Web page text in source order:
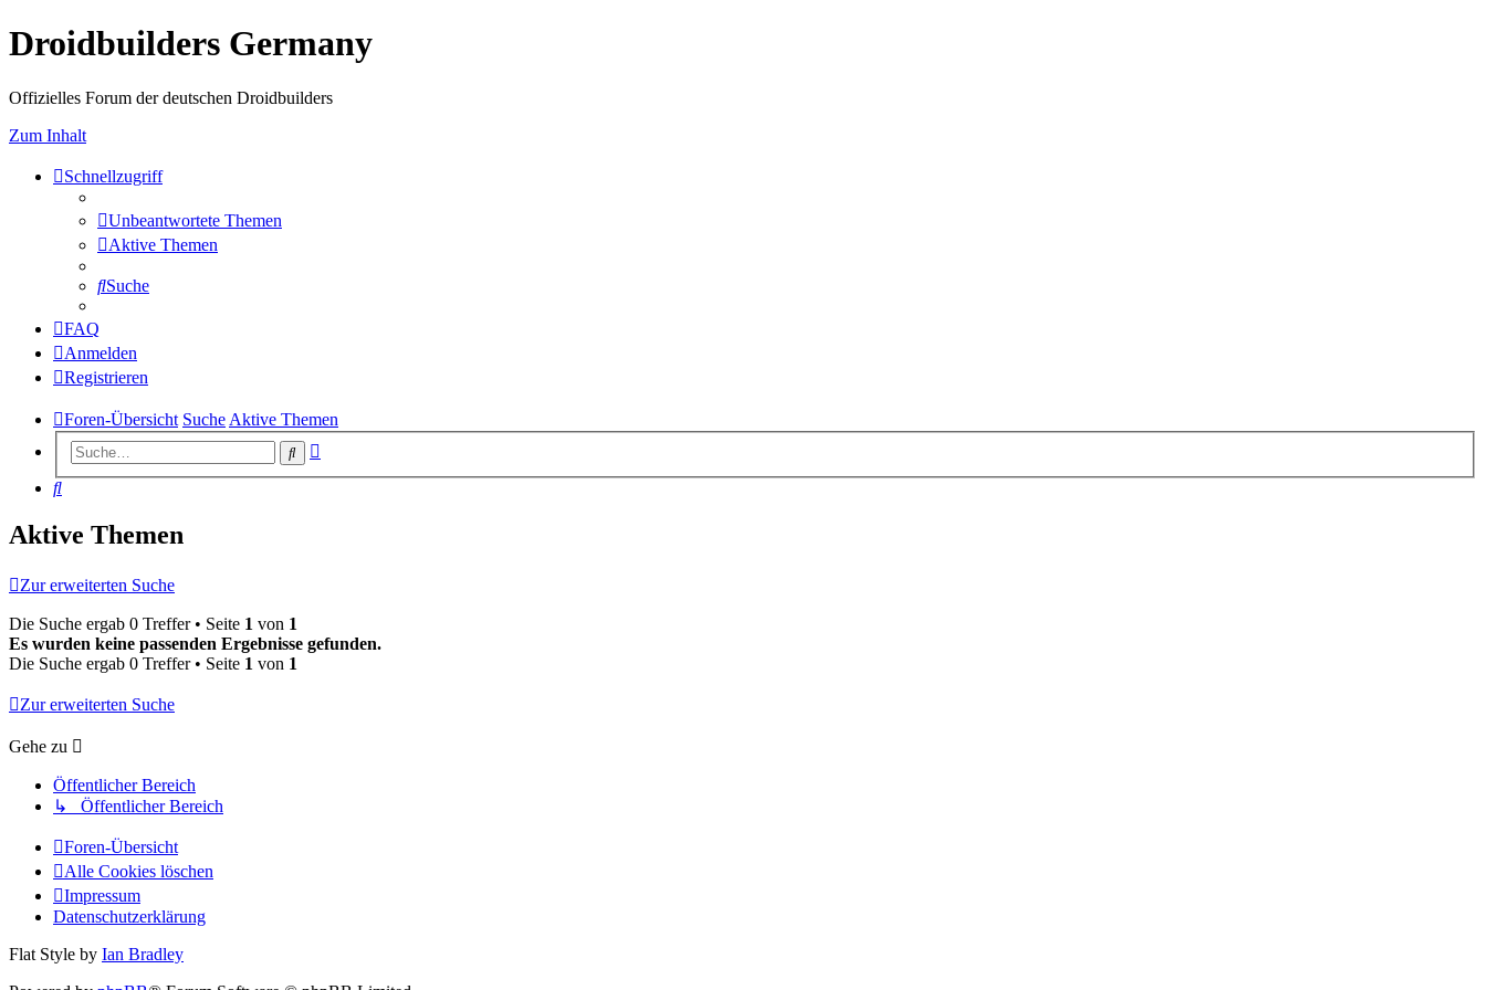
Droidbuilders Germany
Offizielles Forum der deutschen Droidbuilders
Zum Inhalt
Schnellzugriff
Unbeantwortete Themen
Aktive Themen
Suche
FAQ
Anmelden
Registrieren
Foren-Übersicht Suche Aktive Themen
Suche
Suche
Aktive Themen
Zur erweiterten Suche
Die Suche ergab 0 Treffer • Seite 1 von 1
Es wurden keine passenden Ergebnisse gefunden.
Die Suche ergab 0 Treffer • Seite 1 von 1
Zur erweiterten Suche
Gehe zu
Öffentlicher Bereich
↳ Öffentlicher Bereich
Foren-Übersicht
Alle Cookies löschen
Impressum
Datenschutzerklärung
Flat Style by Ian Bradley